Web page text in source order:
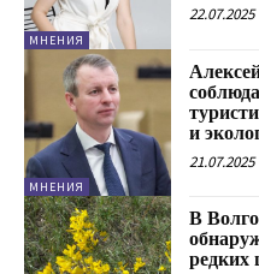
МНЕНИЯ
22.07.2025
МНЕНИЯ
и
21.07.2025
В
редких